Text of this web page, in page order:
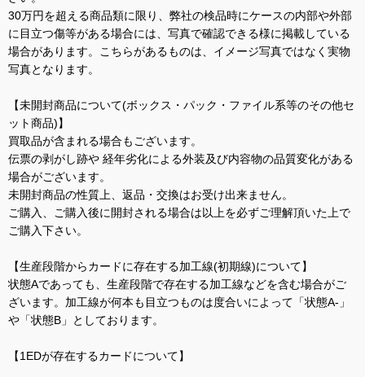
30万円を超える商品類に限り、弊社の検品時にケースの内部や外部
に目立つ傷等がある場合には、写真で確認できる様に掲載している
場合があります。こちらがあるものは、イメージ写真ではなく実物
写真となります。
【未開封商品について(ボックス・パック・ファイル系等のその他セ
ット商品)】
買取品が含まれる場合もございます。
伝票の剥がし跡や 経年劣化による外装及び内容物の品質変化がある
場合がございます。
未開封商品の性質上、返品・交換はお受け出来ません。
ご購入、ご購入後に開封される場合は以上を必ずご理解頂いた上で
ご購入下さい。
【生産段階からカードに存在する加工線(初期線)について】
状態Aであっても、生産段階で存在する加工線などを含む場合がご
ざいます。加工線が何本も目立つものは度合いによって「状態A-」
や「状態B」としております。
【1EDが存在するカードについて】